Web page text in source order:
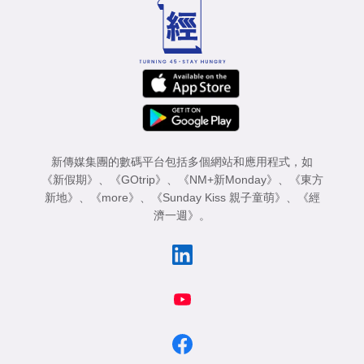
新傳媒集團的數碼平台包括多個網站和應用程式，如
《新假期》 、 《GOtrip》 、 《NM+新Monday》 、
《東方
新地》 、 《more》 、 《Sunday Kiss 親子童萌》 、
《經
濟一週》 。